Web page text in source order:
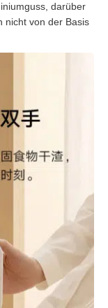
darüber
nicht von der Basis